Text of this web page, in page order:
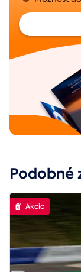
Podobné
Akcia